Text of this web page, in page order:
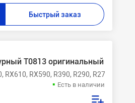
Быстрый заказ
T0813 оригинальный
RX590, R390, R290, R270
Есть в наличии